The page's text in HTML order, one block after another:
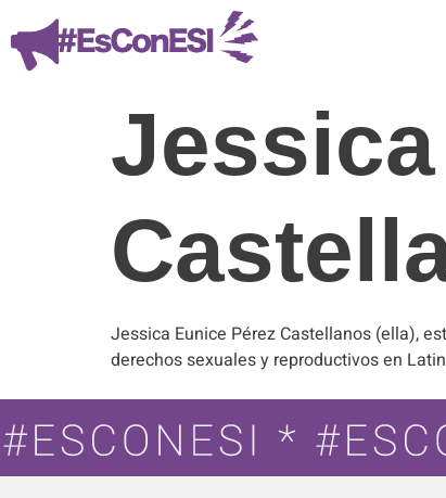
Jessica Eunice Pérez Castellanos (ella),
derechos sexuales y reproductivos en